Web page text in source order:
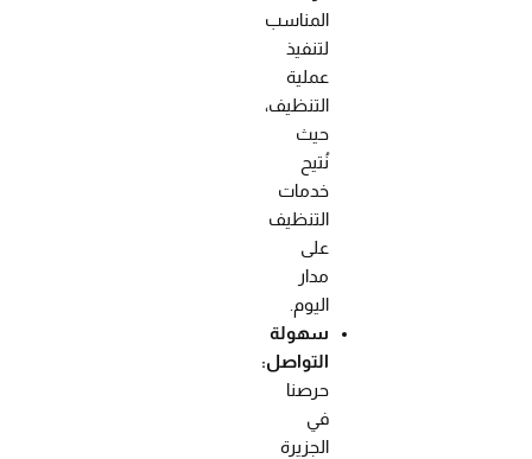
المناسب
لتنفيذ
عملية
التنظيف،
حيث
نُتيح
خدمات
التنظيف
على
مدار
اليوم.
سهولة
التواصل:
حرصنا
في
الجزيرة